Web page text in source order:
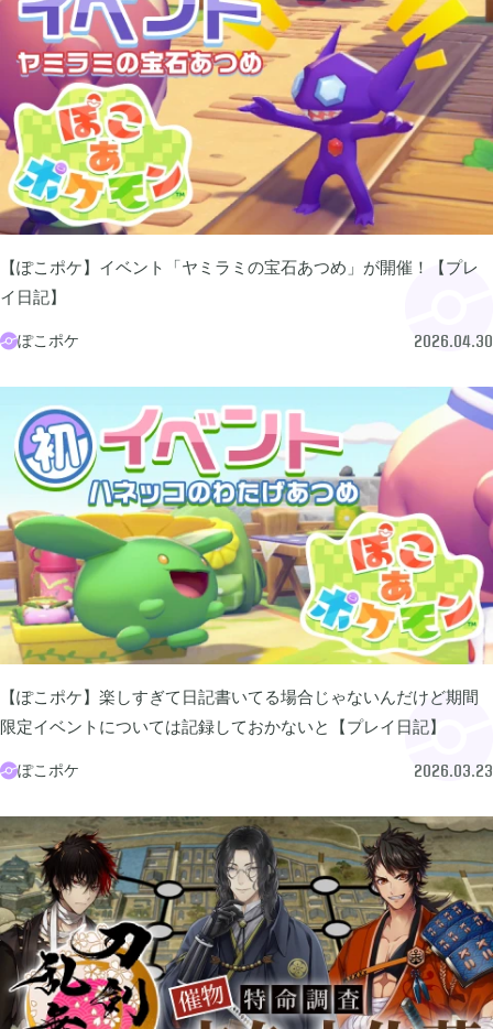
【ぽこポケ】イベント「ヤミラミの宝石あつめ」が開催！【プレ
イ日記】
ぽこポケ 2026.04.30
【ぽこポケ】楽しすぎて日記書いてる場合じゃないんだけど期間
限定イベントについては記録しておかないと【プレイ日記】
ぽこポケ 2026.03.23
真・三國無双オリジンズ 1
買切ゲームアプリ 44
マイクラ統合版
マイクラPE 1
モンスターファーム 2
無料スマホアプリ
崩壊：スターレイル
FGO 2
刀剣乱舞 4
ポケモンマスターズ 2
ポストナイト 1
ジョジョのピタパタポップ 61